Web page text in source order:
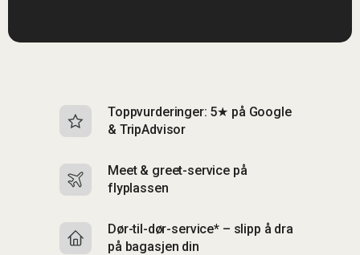
Toppvurderinger: 5★ på Google
& TripAdvisor
Meet & greet-service på
flyplassen
Dør-til-dør-service* – slipp å dra
på bagasjen din